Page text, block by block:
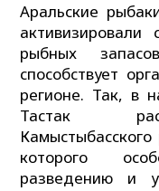
Аральские
рыбных
способствует
регионе. Так, в
Тастак
которого
разведению и